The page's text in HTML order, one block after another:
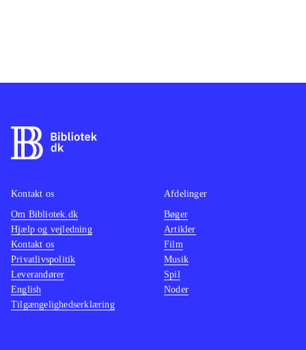
Kontakt os
Om Bibliotek.dk
Hjælp og vejledning
Kontakt os
Privatlivspolitik
Leverandører
English
Tilgængelighedserklæring
Afdelinger
Bøger
Artikler
Film
Musik
Spil
Noder